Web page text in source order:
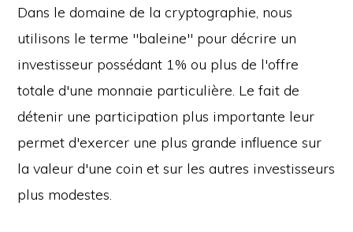
Dans le domaine de la cryptographie, nous
utilisons le terme "baleine" pour décrire un
investisseur possédant 1% ou plus de l'offre
totale d'une monnaie particulière. Le fait de
détenir une participation plus importante leur
permet d'exercer une plus grande influence sur
la valeur d'une coin et sur les autres investisseurs
plus modestes.